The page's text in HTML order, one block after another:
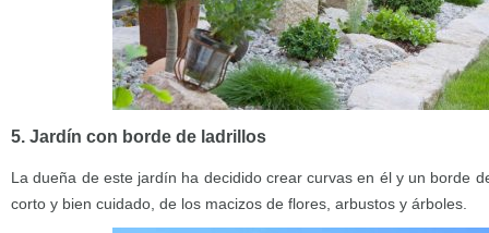
5. Jardín con borde de ladrillos
La dueña de este jardín ha decidido crear curvas en él y un borde
corto y bien cuidado, de los macizos de flores, arbustos y árboles.